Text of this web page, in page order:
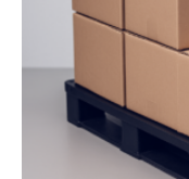
Landkarten und
Exemplare pro
Auftrag kann das